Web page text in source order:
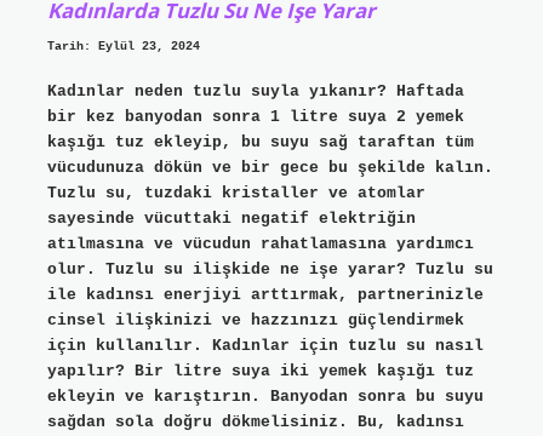
Kadınlarda Tuzlu Su Ne Işe Yarar
Tarih: Eylül 23, 2024
Kadınlar neden tuzlu suyla yıkanır? Haftada
bir kez banyodan sonra 1 litre suya 2 yemek
kaşığı tuz ekleyip, bu suyu sağ taraftan tüm
vücudunuza dökün ve bir gece bu şekilde kalın.
Tuzlu su, tuzdaki kristaller ve atomlar
sayesinde vücuttaki negatif elektriğin
atılmasına ve vücudun rahatlamasına yardımcı
olur. Tuzlu su ilişkide ne işe yarar? Tuzlu su
ile kadınsı enerjiyi arttırmak, partnerinizle
cinsel ilişkinizi ve hazzınızı güçlendirmek
için kullanılır. Kadınlar için tuzlu su nasıl
yapılır? Bir litre suya iki yemek kaşığı tuz
ekleyin ve karıştırın. Banyodan sonra bu suyu
sağdan sola doğru dökmelisiniz. Bu, kadınsı